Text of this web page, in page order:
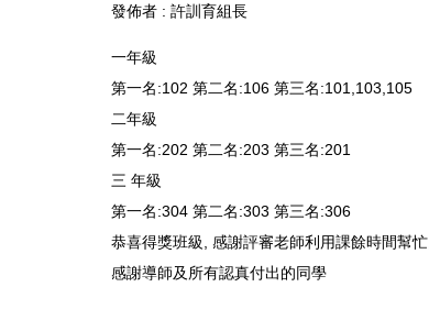
發佈者 : 許訓育組長
一年級
第一名:102 第二名:106 第三名:101,103,105
二年級
第一名:202 第二名:203 第三名:201
三 年級
第一名:304 第二名:303 第三名:306
恭喜得獎班級, 感謝評審老師利用課餘時間幫忙,
感謝導師及所有認真付出的同學